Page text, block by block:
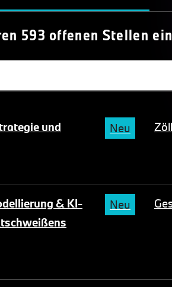
593 offenen Stellen
und
Neu
& KI-
Neu